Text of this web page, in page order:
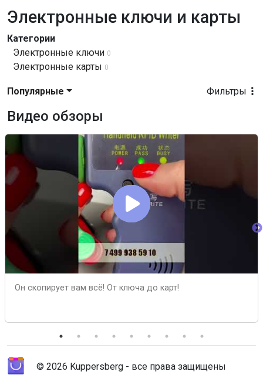
Электронные ключи и карты
Категории
Электронные ключи 0
Электронные карты 0
Фильтры
Популярные
Видео обзоры
Он скопирует вам всё! От ключа до карт!
© 2026 Kuppersberg - все права защищены